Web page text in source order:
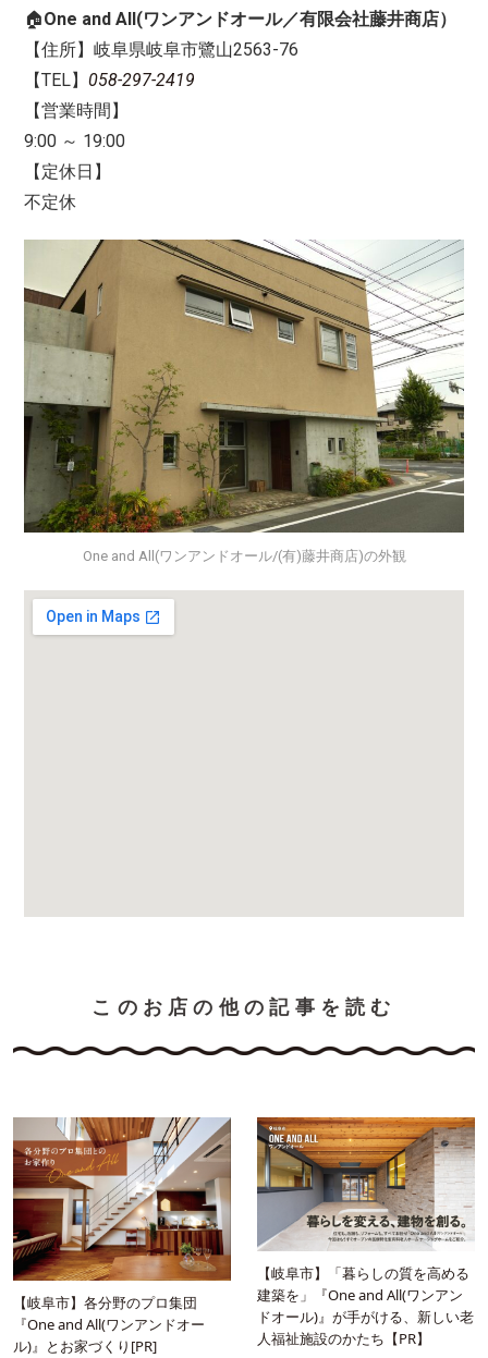
🏠One and All(ワンアンドオール／有限会社藤井商店）
【住所】岐阜県岐阜市鷺山2563-76
【TEL】 058-297-2419
【営業時間】
9:00 ～ 19:00
【定休日】
不定休
One and All(ワンアンドオール/(有)藤井商店)の外観
このお店の他の記事を読む
【岐阜市】各分野のプロ集団
『One and All(ワンアンドオー
ル)』とお家づくり[PR]
【岐阜市】「暮らしの質を高める
建築を」『One and All(ワンアン
ドオール)』が手がける、新しい老
人福祉施設のかたち【PR】